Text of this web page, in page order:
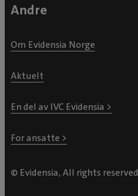
Andre
Om Evidensia Norge
Aktuelt
En del av IVC Evidensia >
For ansatte >
© Evidensia, All rights reserved